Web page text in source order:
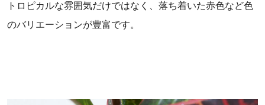
トロピカルな雰囲気だけではなく、落ち着いた赤色など色
のバリエーションが豊富です。